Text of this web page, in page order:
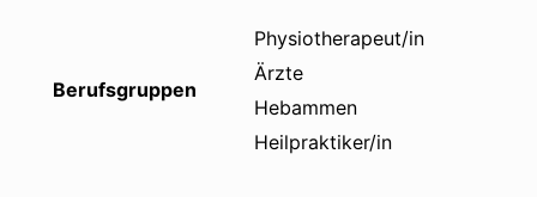
Berufsgruppen
Physiotherapeut/in
Ärzte
Hebammen
Heilpraktiker/in